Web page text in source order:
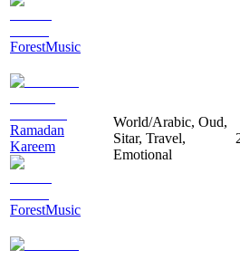
ForestMusic
Ramadan
Kareem
ForestMusic
World/Arabic, Oud,
Sitar, Travel,
Emotional